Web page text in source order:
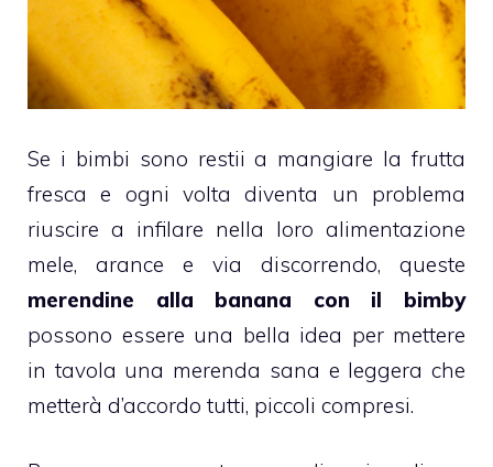
Se i bimbi sono restii a mangiare la frutta
fresca e ogni volta diventa un problema
riuscire a infilare nella loro alimentazione
mele, arance e via discorrendo, queste
merendine alla banana con il bimby
possono essere una bella idea per mettere
in tavola una merenda sana e leggera che
metterà d’accordo tutti, piccoli compresi.